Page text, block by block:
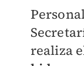
realiza